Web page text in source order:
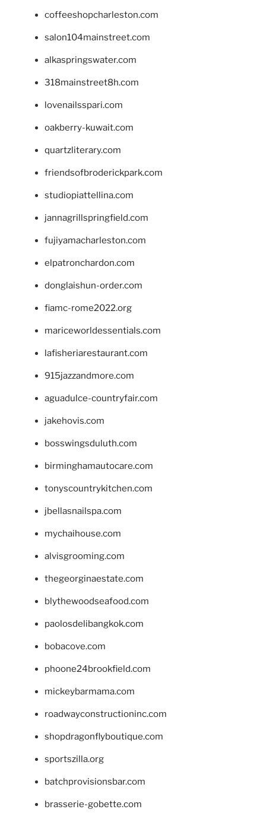
coffeeshopcharleston.com
salon104mainstreet.com
alkaspringswater.com
318mainstreet8h.com
lovenailsspari.com
oakberry-kuwait.com
quartzliterary.com
friendsofbroderickpark.com
studiopiattellina.com
jannagrillspringfield.com
fujiyamacharleston.com
elpatronchardon.com
donglaishun-order.com
fiamc-rome2022.org
mariceworldessentials.com
lafisheriarestaurant.com
915jazzandmore.com
aguadulce-countryfair.com
jakehovis.com
bosswingsduluth.com
birminghamautocare.com
tonyscountrykitchen.com
jbellasnailspa.com
mychaihouse.com
alvisgrooming.com
thegeorginaestate.com
blythewoodseafood.com
paolosdelibangkok.com
bobacove.com
phoone24brookfield.com
mickeybarmama.com
roadwayconstructioninc.com
shopdragonflyboutique.com
sportszilla.org
batchprovisionsbar.com
brasserie-gobette.com